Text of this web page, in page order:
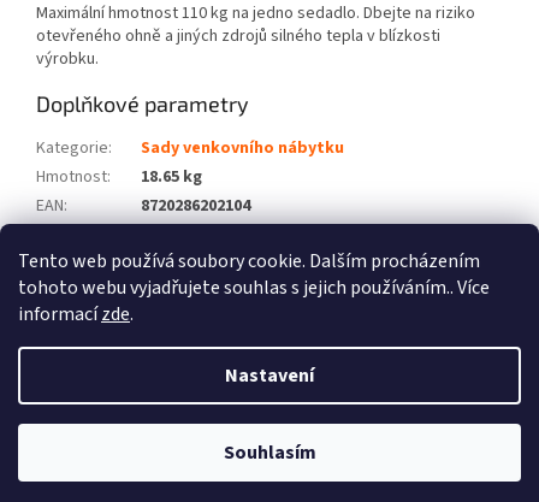
Tento web používá soubory cookie. Dalším procházením
tohoto webu vyjadřujete souhlas s jejich používáním.. Více
informacízde.
Nastavení
Souhlasím
Maximální hmotnost 110 kg na jedno sedadlo. Dbejte na riziko
otevřeného ohně a jiných zdrojů silného tepla v blízkosti
výrobku.
Doplňkové parametry
Kategorie:
Sady venkovního nábytku
Hmotnost:
18.65 kg
EAN:
8720286202104
Počet balíků: 2
Vytvořil Shoptet
Zboží XL. Všechna práva vyhrazena.